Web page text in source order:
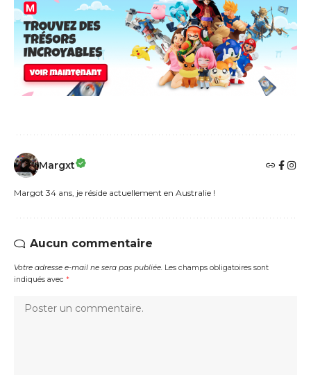
Margxt
Margot 34 ans, je réside actuellement en Australie !
Aucun commentaire
Votre adresse e-mail ne sera pas publiée. Les champs obligatoires sont
indiqués avec *